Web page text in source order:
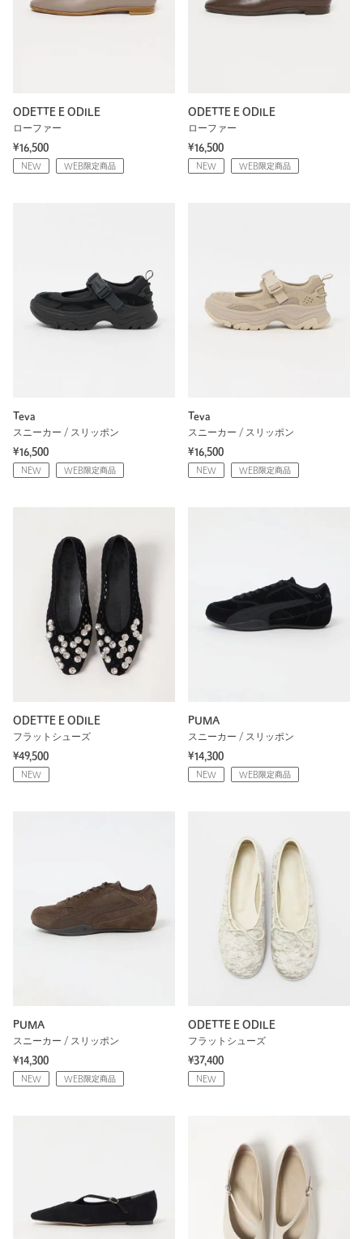
ODETTE E ODILE
ローファー
¥16,500
NEW WEB限定商品
ODETTE E ODILE
ローファー
¥16,500
NEW WEB限定商品
Teva
スニーカー / スリッポン
¥16,500
NEW WEB限定商品
Teva
スニーカー / スリッポン
¥16,500
NEW WEB限定商品
ODETTE E ODILE
フラットシューズ
¥49,500
NEW
PUMA
スニーカー / スリッポン
¥14,300
NEW WEB限定商品
PUMA
スニーカー / スリッポン
¥14,300
NEW WEB限定商品
ODETTE E ODILE
フラットシューズ
¥37,400
NEW